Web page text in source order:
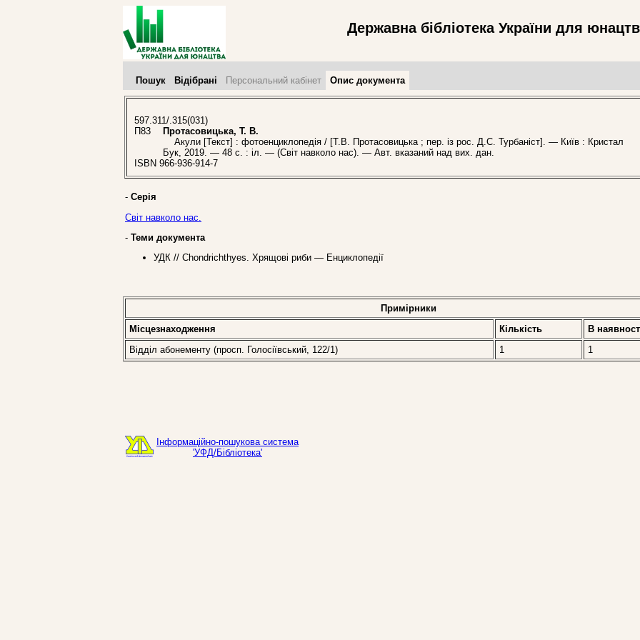
Державна бібліотека України для
Пошук Відібрані Персональний кабінет Опис документа
597.311/.315(031)
П83
Протасовицька, Т. В.
Акули [Текст] : фотоенциклопедія / [Т.В. Протасовицька ; пер. із рос. Д.С. Турбаніст]. — Київ : Кристал
Бук, 2019. — 48 с. : іл. — (Світ навколо нас). — Авт. вказаний над вих. дан.
ISBN 966-936-914-7
- Серія
Світ навколо нас.
- Теми документа
УДК // Chondrichthyes. Хрящові риби — Енциклопедії
Примірники
Місцезнаходження
Кількість
В
Відділ абонементу (просп. Голосіївський, 122/1)
1 1
Інформаційно-пошукова система
'УФД/Бібліотека'